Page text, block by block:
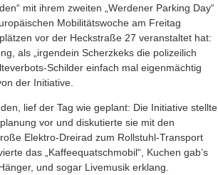
mit ihrem zweiten „Werdener Parking Day“
Mobilitätswoche am Freitag
vor der Heckstraße 27 veranstaltet hat:
als „irgendein Scherzkeks die polizeilich
Schilder einfach mal eigenmächtig
der Initiative.
lief der Tag wie geplant: Die Initiative stellte
vor und diskutierte sie mit den
Elektro-Dreirad zum Rollstuhl-Transport
das „Kaffeequatschmobil“, Kuchen gab’s
und sogar Livemusik erklang.